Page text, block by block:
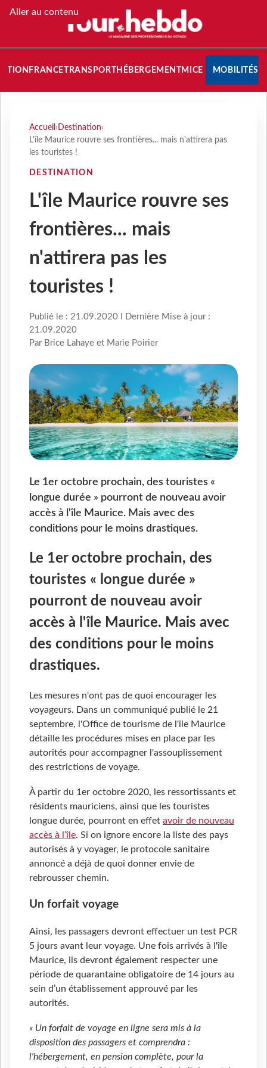
Aller au contenu
FRANCETRANSPORT HÉBERGEMENTMICE MOBILITÉS
Accueil › Destination›
L'île Maurice rouvre ses frontières... mais n'attirera pas
les touristes !
DESTINATION
L'île Maurice rouvre ses
frontières... mais
n'attirera pas les
touristes !
Publié le : 21.09.2020 I Dernière Mise à jour :
21.09.2020
Par Brice Lahaye et Marie Poirier
Le 1er octobre prochain, des touristes «
longue durée » pourront de nouveau avoir
accès à l'île Maurice. Mais avec des
conditions pour le moins drastiques.
Le 1er octobre prochain, des
touristes « longue durée »
pourront de nouveau avoir
accès à l'île Maurice. Mais avec
des conditions pour le moins
drastiques.
Les mesures n'ont pas de quoi encourager les
voyageurs. Dans un communiqué publié le 21
septembre, l'Office de tourisme de l'île Maurice
détaille les procédures mises en place par les
autorités pour accompagner l'assouplissement
des restrictions de voyage.
À partir du 1er octobre 2020, les ressortissants et
résidents mauriciens, ainsi que les touristes
longue durée, pourront en effet avoir de nouveau
accès à l’île. Si on ignore encore la liste des pays
autorisés à y voyager, le protocole sanitaire
annoncé a déjà de quoi donner envie de
rebrousser chemin.
Un forfait voyage
Ainsi, les passagers devront effectuer un test PCR
5 jours avant leur voyage. Une fois arrivés à l'île
Maurice, ils devront également respecter une
période de quarantaine obligatoire de 14 jours au
sein d’un établissement approuvé par les
autorités.
« Un forfait de voyage en ligne sera mis à la
disposition des passagers et comprendra :
l'hébergement, en pension complète, pour la